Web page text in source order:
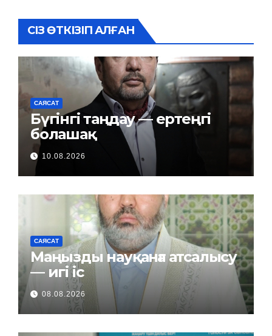
СІЗ ӨТКІЗІП АЛҒАН
САЯСАТ
Бүгінгі таңдау — ертеңгі
болашақ
10.08.2026
САЯСАТ
Маңызды науқанға атсалысу
— игі іс
08.08.2026